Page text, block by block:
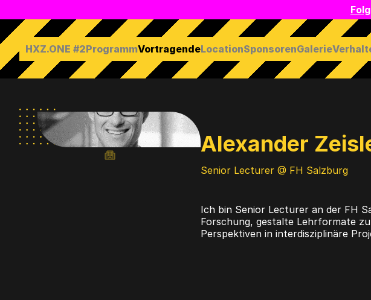
Hauptmenü
HXZ.ONE #2ProgrammVortragendeLocationSponsorenGalerie
Soziale
Medien-
Alexander
Senior Lecturer @ FH Salzburg
Ich bin Senior Lecturer an der FH
Forschung, gestalte Lehrformate
Perspektiven in interdisziplinäre